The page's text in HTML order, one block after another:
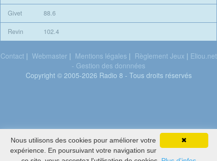
Julien Lieb
Dis moi ou
Givet 88.6
Revin 102.4
Contact| Webmaster| Mentions légales | Règlement Jeux | Eliou.net
- Gestion des donnnées
Copyright © 2005-2026 Radio 8 - Tous droits réservés
✖
Nous utilisons des cookies pour améliorer votre
expérience. En poursuivant votre navigation sur